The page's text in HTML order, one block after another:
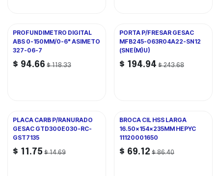
PROFUNDIMETRO DIGITAL
ABS 0-150MM/0-6" ASIMETO
327-06-7
$ 94.66 $118.33
PORTA P/FRESAR GESAC
MFB245-063R04A22-SN12
(SNE(M)U)
$ 194.94 $243.68
PLACA CARB P/RANURADO
GESAC GTD300E030-RC-
GST7135
$ 11.75 $14.69
BROCA CIL HSS LARGA
16.50x154x235MM HEPYC
11120001650
$ 69.12 $86.40